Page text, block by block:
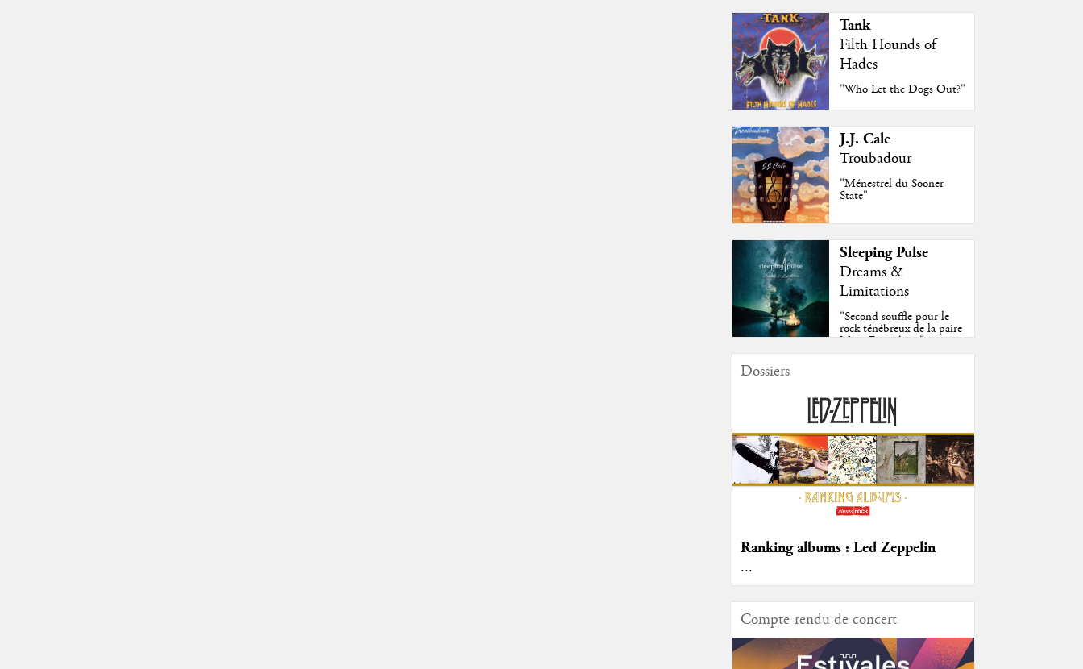
Tank
Filth Hounds of
Hades
"Who Let the Dogs Out?"
J.J. Cale
Troubadour
"Ménestrel du Sooner
State"
Sleeping Pulse
Dreams &
Limitations
"Second souffle pour le
rock ténébreux de la paire
Moss-Fazendeiro"
Dossiers
Ranking albums : Led Zeppelin
...
Compte-rendu de concert